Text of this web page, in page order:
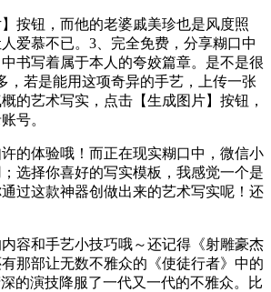
钮，而他的老婆戚美珍也是风度照
爱慕不已。3、完全免费，分享糊口中
书写着属于本人的夸姣篇章。是不是很
，若是能用这项奇异的手艺，上传一张
的艺术写实，点击【生成图片】按钮，
号。
体验哦！而正在现实糊口中，微信小
选择你喜好的写实模板，我感觉一个是
过这款神器创做出来的艺术写实呢！还
和手艺小技巧哦～还记得《射雕豪杰
那部让无数不雅众的《使徒行者》中的
的演技降服了一代又一代的不雅众。比